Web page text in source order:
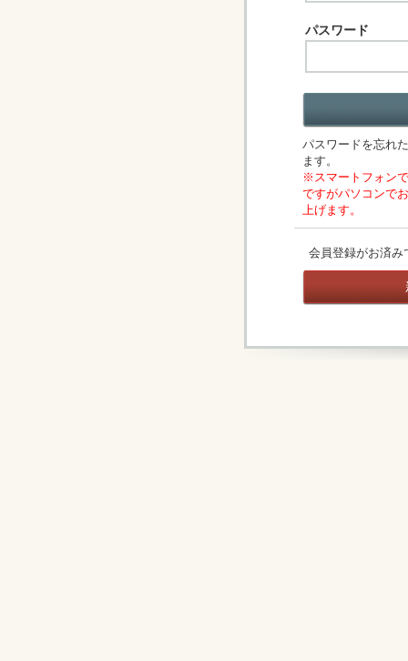
パスワード
パスワードを忘れ
ます。
※スマートフォン
ですがパソコンで
上げます。
会員登録がお済み